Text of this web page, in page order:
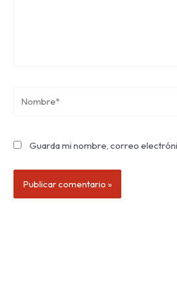
Guarda mi nombre, correo